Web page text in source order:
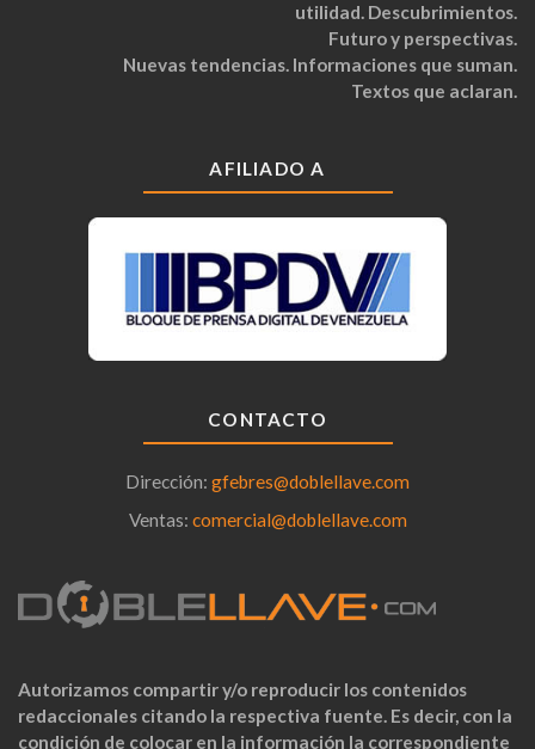
utilidad. Descubrimientos.
Futuro y perspectivas.
Nuevas tendencias. Informaciones que suman.
Textos que aclaran.
AFILIADO A
CONTACTO
Dirección: gfebres@doblellave.com
Ventas: comercial@doblellave.com
Autorizamos compartir y/o reproducir los contenidos
redaccionales citando la respectiva fuente. Es decir, con la
condición de colocar en la información la correspondiente